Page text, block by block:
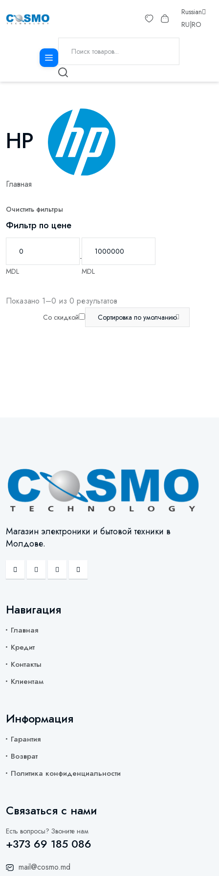
Russian
RU RO
HP
Главная
Очистить фильтры
Фильтр по цене
MDL
-
MDL
Показано 1–0 из 0 результатов
Со скидкой Сортировка по умолчанию
Магазин электроники и бытовой техники в
Молдове.
Навигация
Главная
Кредит
Контакты
Клиентам
Информация
Гарантия
Возврат
Политика конфиденциальности
Связаться с нами
Есть вопросы? Звоните нам
+373 69 185 086
mail@cosmo.md